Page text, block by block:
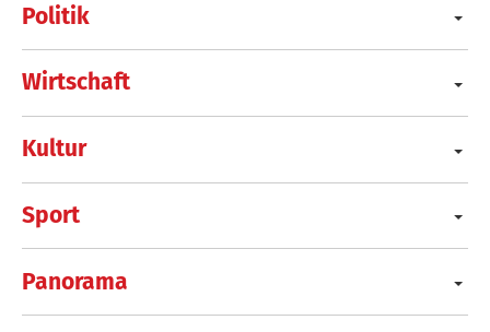
Politik
Wirtschaft
Kultur
Sport
Panorama